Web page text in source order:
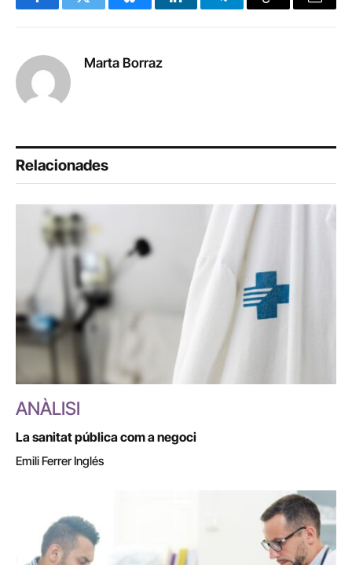
FacebookTwitter BlueskyLinkedInTelegramCopy
Email
Marta Borraz
Relacionades
ANÀLISI
La sanitat pública com a negoci
Emili Ferrer Inglés